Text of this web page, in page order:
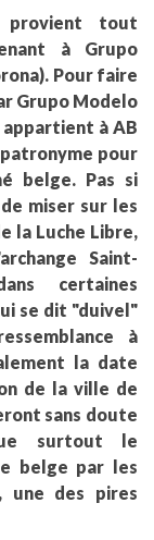
provient tout
à Grupo
Pour faire
Grupo Modelo
à AB
pour
belge. Pas si
miser sur les
la Luche Libre,
Saint-
certaines
se dit "duivel"
à
la date
de la ville de
sans doute
surtout le
belge par les
une des pires